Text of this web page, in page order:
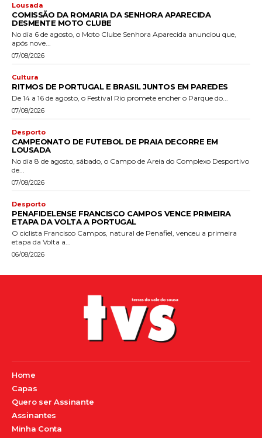
Lousada
COMISSÃO DA ROMARIA DA SENHORA APARECIDA
DESMENTE MOTO CLUBE
No dia 6 de agosto, o Moto Clube Senhora Aparecida anunciou que,
após nove...
07/08/2026
Cultura
RITMOS DE PORTUGAL E BRASIL JUNTOS EM PAREDES
De 14 a 16 de agosto, o Festival Rio promete encher o Parque do...
07/08/2026
Desporto
CAMPEONATO DE FUTEBOL DE PRAIA DECORRE EM
LOUSADA
No dia 8 de agosto, sábado, o Campo de Areia do Complexo Desportivo
de...
07/08/2026
Desporto
PENAFIDELENSE FRANCISCO CAMPOS VENCE PRIMEIRA
ETAPA DA VOLTA A PORTUGAL
O ciclista Francisco Campos, natural de Penafiel, venceu a primeira
etapa da Volta a...
06/08/2026
Home
Capas
Quero ser Assinante
Assinantes
Minha Conta